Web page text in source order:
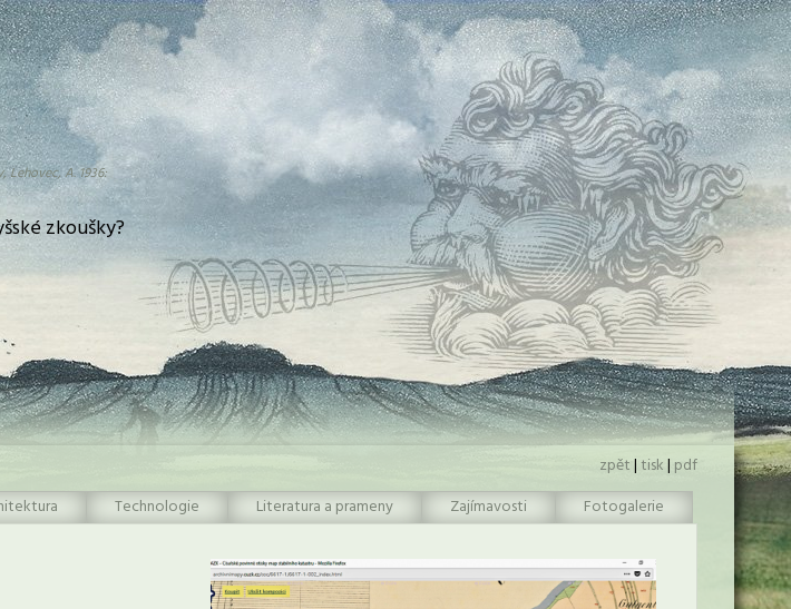
Lehovec, A. 1936:
zkoušky?
zpět|tisk|pdf
Technologie Literatura a prameny Zajímavosti Fotogalerie